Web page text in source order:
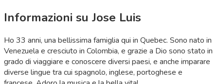
Informazioni su Jose Luis
Ho 33 anni, una bellissima famiglia qui in Quebec. Sono nato in
Venezuela e cresciuto in Colombia, e grazie a Dio sono stato in
grado di viaggiare e conoscere diversi paesi, e anche imparare
diverse lingue tra cui spagnolo, inglese, portoghese e